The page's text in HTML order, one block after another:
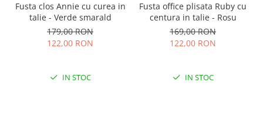
Fusta clos Annie cu curea in
talie - Verde smarald
179,00 RON
122,00 RON
IN STOC
Fusta office plisata Ruby cu
centura in talie - Rosu
169,00 RON
122,00 RON
IN STOC